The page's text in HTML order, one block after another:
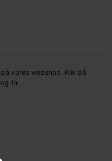
vores webshop. Klik på
in.